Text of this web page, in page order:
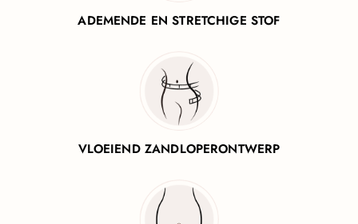
ADEMENDE EN STRETCHIGE STOF
VLOEIEND ZANDLOPERONTWERP